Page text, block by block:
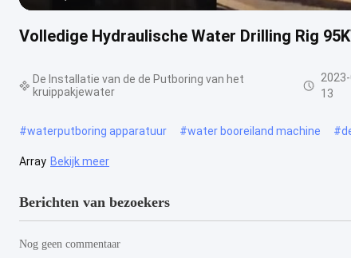
Volledige Hydraulische Water Drilling Rig
De Installatie van de de Putboring van het
kruippakjewater
13
#waterputboring apparatuur #water booreiland machine #
Array Bekijk meer
Berichten van bezoekers
Nog geen commentaar